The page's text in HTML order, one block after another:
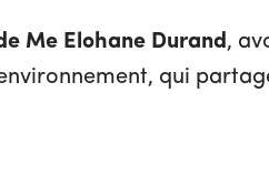
Me Elohane Durand,
qui